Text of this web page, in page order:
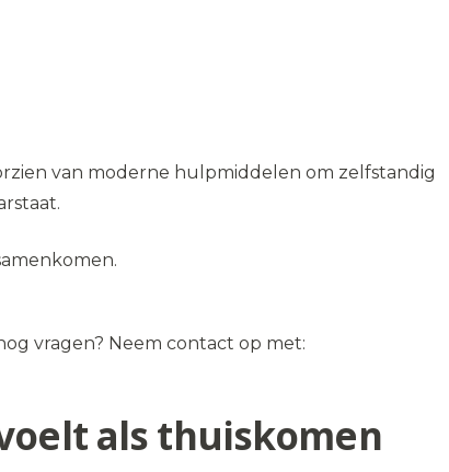
van moderne hulpmiddelen om zelfstandig
vragen? Neem contact op met:
als thuiskomen